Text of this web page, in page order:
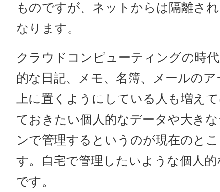
ものですが、ネットからは隔離さ
なります。
クラウドコンピューティングの時
的な日記、メモ、名簿、メールの
上に置くようにしている人も増え
ておきたい個人的なデータや大き
ンで管理するというのが現在のと
す。自宅で管理したいような個人
です。